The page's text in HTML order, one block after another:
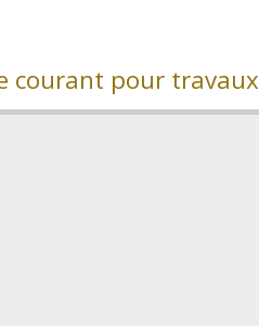
courant pour travaux